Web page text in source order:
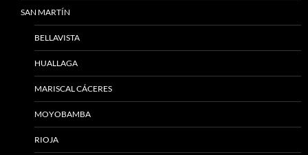
SAN MARTÍN
BELLAVISTA
HUALLAGA
MARISCAL CÁCERES
MOYOBAMBA
RIOJA